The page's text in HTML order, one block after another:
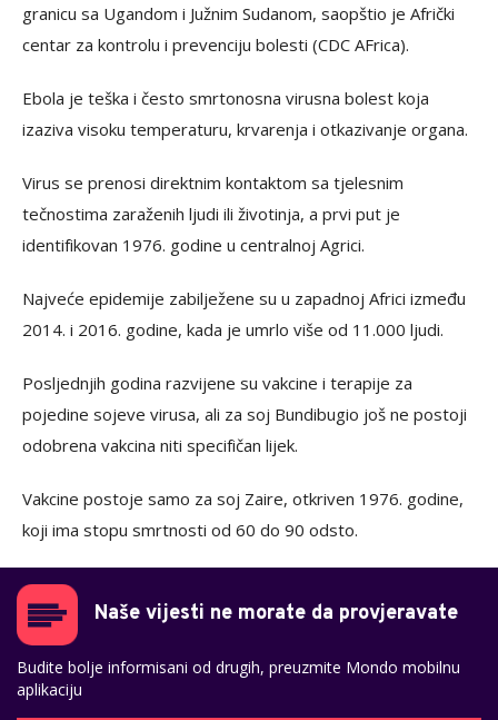
granicu sa Ugandom i Južnim Sudanom, saopštio je Afrički
centar za kontrolu i prevenciju bolesti (CDC AFrica).
Ebola je teška i često smrtonosna virusna bolest koja
izaziva visoku temperaturu, krvarenja i otkazivanje organa.
Virus se prenosi direktnim kontaktom sa tjelesnim
tečnostima zaraženih ljudi ili životinja, a prvi put je
identifikovan 1976. godine u centralnoj Agrici.
Najveće epidemije zabilježene su u zapadnoj Africi između
2014. i 2016. godine, kada je umrlo više od 11.000 ljudi.
Posljednjih godina razvijene su vakcine i terapije za
pojedine sojeve virusa, ali za soj Bundibugio još ne postoji
odobrena vakcina niti specifičan lijek.
Vakcine postoje samo za soj Zaire, otkriven 1976. godine,
koji ima stopu smrtnosti od 60 do 90 odsto.
Naše vijesti ne morate da provjeravate
Budite bolje informisani od drugih, preuzmite Mondo mobilnu
aplikaciju